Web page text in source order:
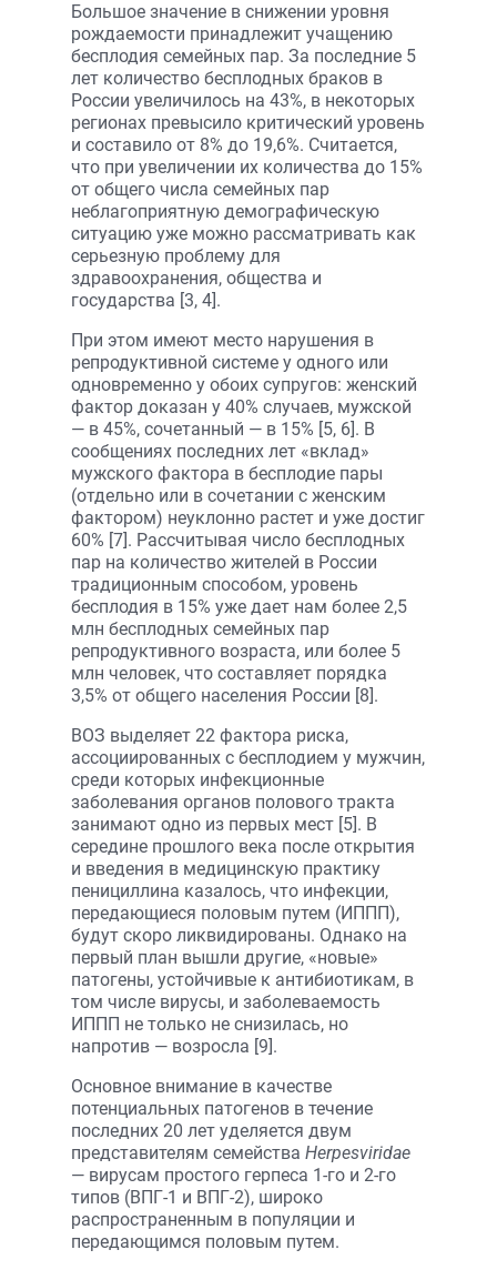
Большое значение в снижении уровня
рождаемости принадлежит учащению
бесплодия семейных пар. За последние 5
лет количество бесплодных браков в
России увеличилось на 43%, в некоторых
регионах превысило критический уровень
и составило от 8% до 19,6%. Считается,
что при увеличении их количества до 15%
от общего числа семейных пар
неблагоприятную демографическую
ситуацию уже можно рассматривать как
серьезную проблему для
здравоохранения, общества и
государства [3, 4].
При этом имеют место нарушения в
репродуктивной системе у одного или
одновременно у обоих супругов: женский
фактор доказан у 40% случаев, мужской
— в 45%, сочетанный — в 15% [5, 6]. В
сообщениях последних лет «вклад»
мужского фактора в бесплодие пары
(отдельно или в сочетании с женским
фактором) неуклонно растет и уже достиг
60% [7]. Рассчитывая число бесплодных
пар на количество жителей в России
традиционным способом, уровень
бесплодия в 15% уже дает нам более 2,5
млн бесплодных семейных пар
репродуктивного возраста, или более 5
млн человек, что составляет порядка
3,5% от общего населения России [8].
ВОЗ выделяет 22 фактора риска,
ассоциированных с бесплодием у мужчин,
среди которых инфекционные
заболевания органов полового тракта
занимают одно из первых мест [5]. В
середине прошлого века после открытия
и введения в медицинскую практику
пенициллина казалось, что инфекции,
передающиеся половым путем (ИППП),
будут скоро ликвидированы. Однако на
первый план вышли другие, «новые»
патогены, устойчивые к антибиотикам, в
том числе вирусы, и заболеваемость
ИППП не только не снизилась, но
напротив — возросла [9].
Основное внимание в качестве
потенциальных патогенов в течение
последних 20 лет уделяется двум
представителям семейства Herpesviridae
— вирусам простого герпеса 1-го и 2-го
типов (ВПГ-1 и ВПГ-2), широко
распространенным в популяции и
передающимся половым путем.